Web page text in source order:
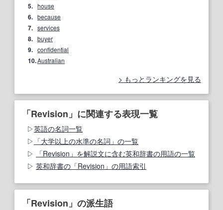
5. house
6. because
7. services
8. buyer
9. confidential
10.Australian
もっとランキングを見る
「Revision」に関連する表現一覧
英語の名詞一覧
「大学以上の水準の名詞」の一覧
「Revision」を解説文に含む英和辞書の用語の一覧
英和辞書の「Revision」の用語索引
「Revision」の派生語